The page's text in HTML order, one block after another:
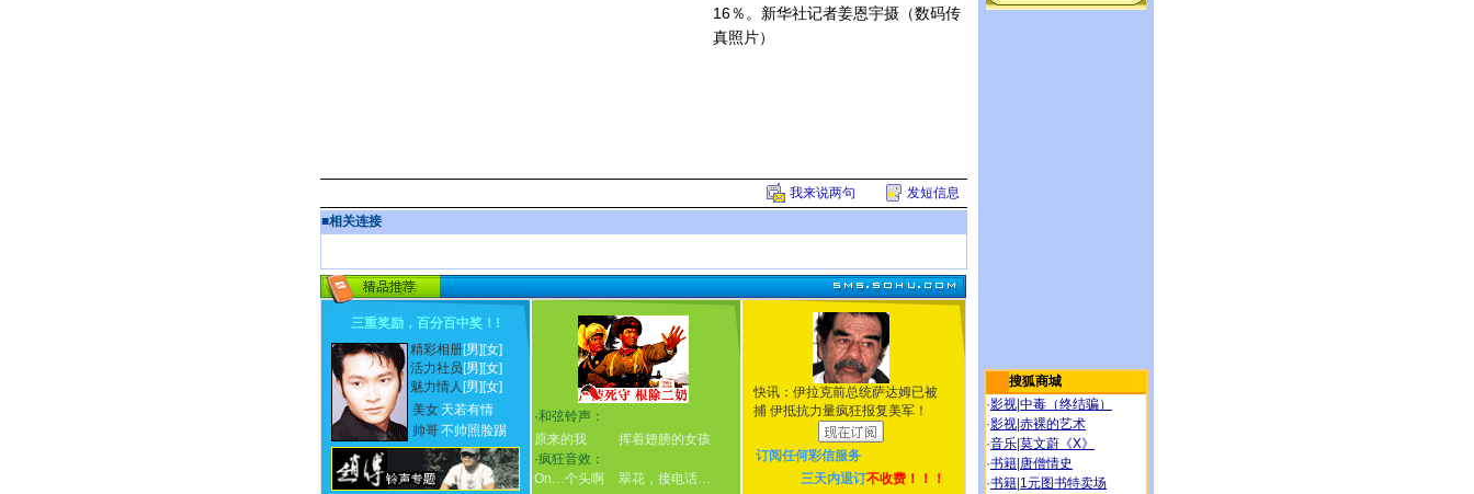
16％。新华社记者姜恩宇摄（数码传
真照片）
我来说两句
发短信息
■相关连接
三重奖励，百分百中奖！ !
精彩相册[男] [女]
活力社员 [男] [女]
魅力情人 [男] [女]
美女 天若有情
帅哥不帅照脸踢
·和弦铃声：
原来的我
挥着翅膀的女孩
·疯狂音效：
On…个头啊
翠花，接电话…
快讯：伊拉克前总统萨达姆已被
捕 伊抵抗力量疯狂报复美军！
订阅任何彩信服务
三天内退订不收费！！！
搜狐商城
·影视 中毒（终结骗）
·影视 赤裸的艺术
·音乐 莫文蔚《X》
·书籍 唐僧情史
·书籍 1元图书特卖场